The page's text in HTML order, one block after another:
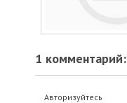
1 комментарий:
Авторизуйтесь